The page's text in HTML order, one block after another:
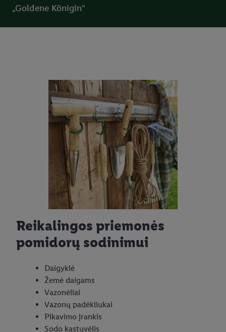
„Goldene Königin“
Reikalingos priemonės
pomidorų sodinimui
Daigyklė
Žemė daigams
Vazonėliai
Vazonų padėkliukai
Pikavimo įrankis
Sodo kastuvėlis